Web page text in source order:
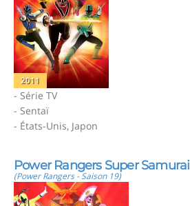
2011
- Série TV
- Sentaï
- États-Unis, Japon
Power Rangers Super Samurai
(Power Rangers - Saison 19)